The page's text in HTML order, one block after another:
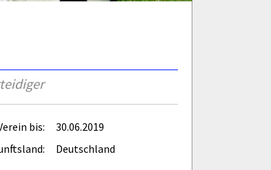
bis:
30.06.2019
Deutschland